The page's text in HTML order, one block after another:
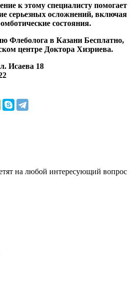
к этому специалисту помогает
серьезных осложнений, включая
состояния.
Флеболога в Казани Бесплатно,
центре Доктора Хизриева.
Исаева 18
на любой интересующий вопрос